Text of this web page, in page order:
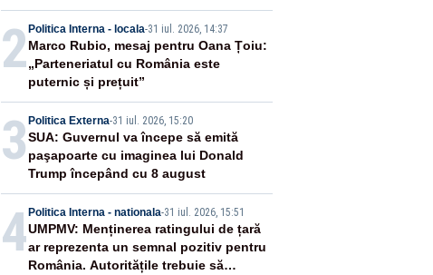
2 Politica Interna - locala-31 iul. 2026, 14:37
Marco Rubio, mesaj pentru Oana Țoiu:
„Parteneriatul cu România este
puternic și prețuit”
3 Politica Externa-31 iul. 2026, 15:20
SUA: Guvernul va începe să emită
paşapoarte cu imaginea lui Donald
Trump începând cu 8 august
4 Politica Interna - nationala-31 iul. 2026, 15:51
UMPMV: Menținerea ratingului de țară
ar reprezenta un semnal pozitiv pentru
România. Autoritățile trebuie să